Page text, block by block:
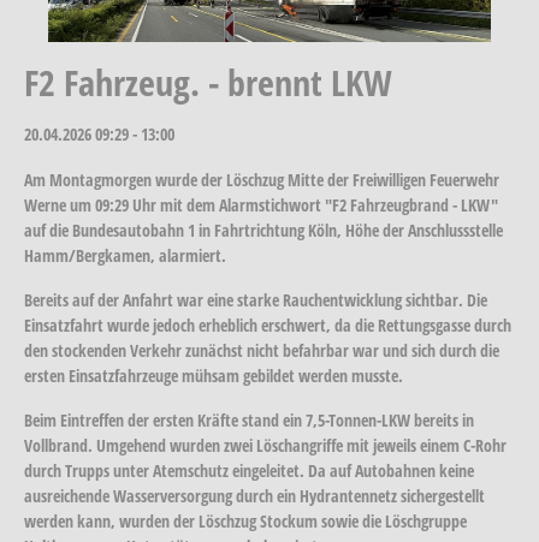
F2 Fahrzeug. - brennt LKW
20.04.202609:29 - 13:00
Am Montagmorgen wurde der Löschzug Mitte der Freiwilligen Feuerwehr
Werne um 09:29 Uhr mit dem Alarmstichwort "F2 Fahrzeugbrand - LKW"
auf die Bundesautobahn 1 in Fahrtrichtung Köln, Höhe der Anschlussstelle
Hamm/Bergkamen, alarmiert.
Bereits auf der Anfahrt war eine starke Rauchentwicklung sichtbar. Die
Einsatzfahrt wurde jedoch erheblich erschwert, da die Rettungsgasse durch
den stockenden Verkehr zunächst nicht befahrbar war und sich durch die
ersten Einsatzfahrzeuge mühsam gebildet werden musste.
Beim Eintreffen der ersten Kräfte stand ein 7,5-Tonnen-LKW bereits in
Vollbrand. Umgehend wurden zwei Löschangriffe mit jeweils einem C-Rohr
durch Trupps unter Atemschutz eingeleitet. Da auf Autobahnen keine
ausreichende Wasserversorgung durch ein Hydrantennetz sichergestellt
werden kann, wurden der Löschzug Stockum sowie die Löschgruppe